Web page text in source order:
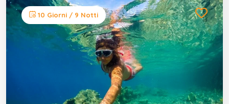
10 Giorni / 9 Notti